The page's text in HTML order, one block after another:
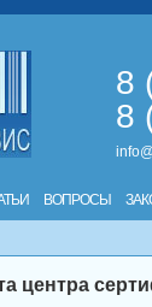
8
8
ВОПРОСЫ
центра